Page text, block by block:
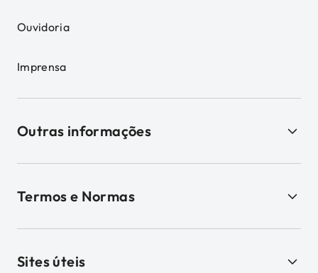
Ouvidoria
Imprensa
Outras informações
Termos e Normas
Sites úteis